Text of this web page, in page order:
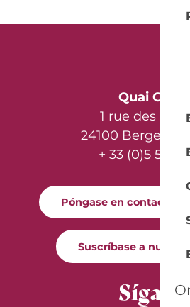
Quai
1 rue des
24100 Bergerac -
+ 33 (0)5 53 57
Póngase en contacto
Suscríbase a